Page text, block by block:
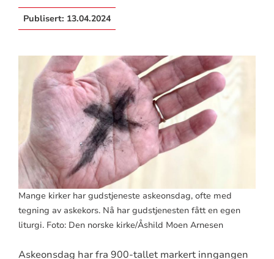
Publisert: 13.04.2024
Mange kirker har gudstjeneste askeonsdag, ofte med
tegning av askekors. Nå har gudstjenesten fått en egen
liturgi. Foto: Den norske kirke/Åshild Moen Arnesen
Askeonsdag har fra 900-tallet markert inngangen